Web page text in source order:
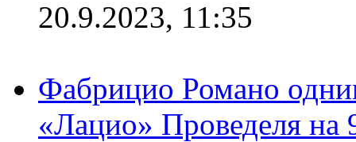
20.9.2023, 11:35
Фабрицио Романо
«Лацио» Проведеля на